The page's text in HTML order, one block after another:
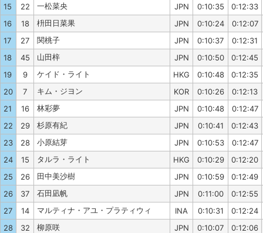
15
22 一松菜央 JPN 0:10:35
0:12:33
16
18 枡田日菜果 JPN 0:10:24
0:12:07
17
27 関桃子 JPN 0:10:37
0:12:31
18
45 山田梓 JPN 0:10:50
0:12:45
19
9 ケイド・ライト HKG 0:10:48
0:12:35
20
7 キム・ジヨン KOR 0:10:26
0:12:13
21
16 林彩夢 JPN 0:10:48
0:12:47
22
29 杉原有紀 JPN 0:10:41
0:12:43
23
28 小原結芽 JPN 0:10:53
0:12:47
24
15 タルラ・ライト HKG 0:10:29
0:12:20
25
26 田中美沙樹 JPN 0:10:59
0:12:49
26
37 石田凪帆 JPN 0:11:00
0:12:55
27
14 マルティナ・アユ・プラティウィ INA 0:10:31
0:12:24
28
32 柳原咲 JPN 0:10:07
0:12:06